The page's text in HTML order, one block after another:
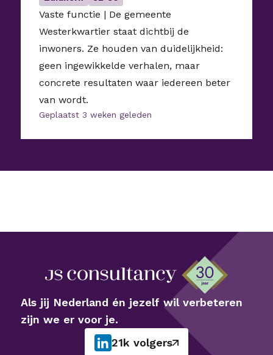
Vaste functie | De gemeente
Westerkwartier staat dichtbij de
inwoners. Ze houden van duidelijkheid:
geen ingewikkelde verhalen, maar
concrete resultaten waar iedereen beter
van wordt.
Geplaatst 3 weken geleden
Als jij Nederland én jezelf wil verbeteren
zijn we er voor je.
21k volgers